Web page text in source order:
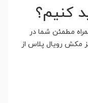
کنیم؟
مطمئن شما در
مکش رویال پلاس از